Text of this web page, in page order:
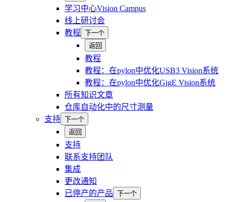
学习中心Vision Campus
线上研讨会
教程
下一个
返回
教程
教程：在pylon中优化USB3 Vision系统
教程：在pylon中优化GigE Vision系统
所有知识文章
仓库自动化中的尺寸测量
支持
下一个
返回
支持
联系支持团队
集成
更改通知
已停产的产品
下一个